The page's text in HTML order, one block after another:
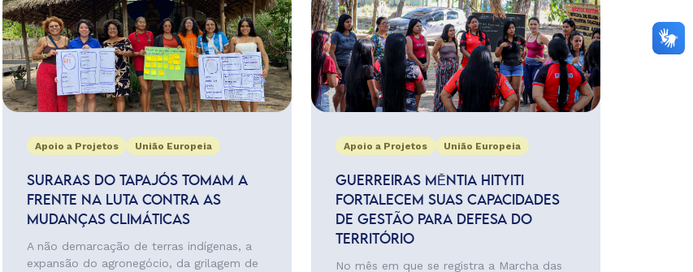
Apoio a Projetos União Europeia
SURARAS DO TAPAJÓS TOMAM A
FRENTE NA LUTA CONTRA AS
MUDANÇAS CLIMÁTICAS
A não demarcação de terras indígenas, a
expansão do agronegócio, da grilagem de
Apoio a Projetos União Europeia
GUERREIRAS MĒNTIA HITYITI
FORTALECEM SUAS CAPACIDADES
DE GESTÃO PARA DEFESA DO
TERRITÓRIO
No mês em que se registra a Marcha das